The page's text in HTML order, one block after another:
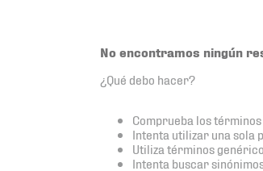
No encontramos ningún
¿Qué debo hacer?
Comprueba los
Intenta utilizar una sola
Utiliza términos
Intenta buscar